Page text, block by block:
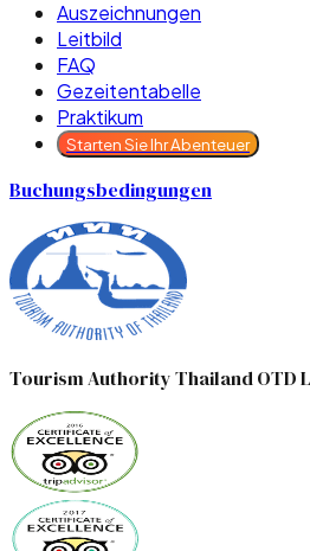
Auszeichnungen
Leitbild
FAQ
Gezeitentabelle
Praktikum
Starten Sie Ihr Abenteuer
Buchungsbedingungen
Tourism Authority Thailand OTD